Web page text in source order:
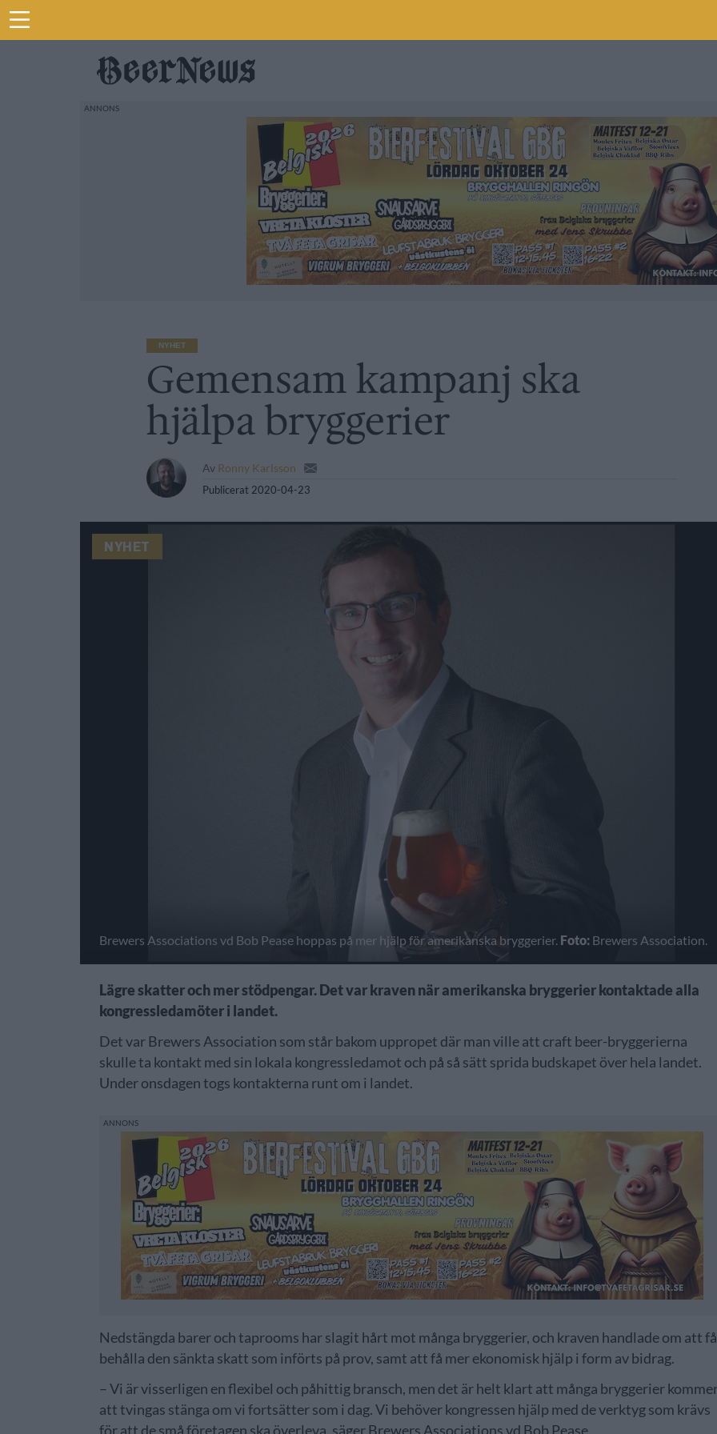
NYHET
Gemensam kampanj ska
hjälpa bryggerier
Av Ronny Karlsson
Publicerat 2020-04-23
NYHET
Brewers Associations vd Bob Pease hoppas på mer hjälp för amerikanska bryggerier. Foto: Brewers Association.
Lägre skatter och mer stödpengar. Det var kraven när amerikanska bryggerier kontaktade alla
kongressledamöter i landet.
Det var Brewers Association som står bakom uppropet där man ville att craft beer-bryggerierna
skulle ta kontakt med sin lokala kongressledamot och på så sätt sprida budskapet över hela landet.
Under onsdagen togs kontakterna runt om i landet.
Nedstängda barer och taprooms har slagit hårt mot många bryggerier, och kraven handlade om att få
behålla den sänkta skatt som införts på prov, samt att få mer ekonomisk hjälp i form av bidrag.
– Vi är visserligen en flexibel och påhittig bransch, men det är helt klart att många bryggerier
att tvingas stänga om vi fortsätter som i dag. Vi behöver kongressen hjälp med de verktyg som krävs
för att de små företagen ska överleva, säger Brewers Associations vd Bob Pease.